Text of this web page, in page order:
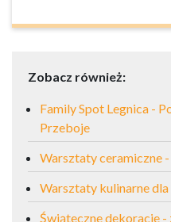
Zobacz również:
Family Spot Legnica -
Przeboje
Warsztaty ceramiczne
Warsztaty kulinarne
Świąteczne dekoracje -